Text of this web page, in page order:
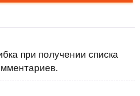
при получении списка